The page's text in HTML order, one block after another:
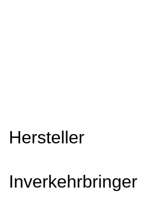
Hersteller
Inverkehrbringer